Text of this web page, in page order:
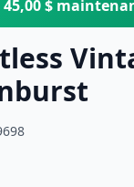
45,00 $